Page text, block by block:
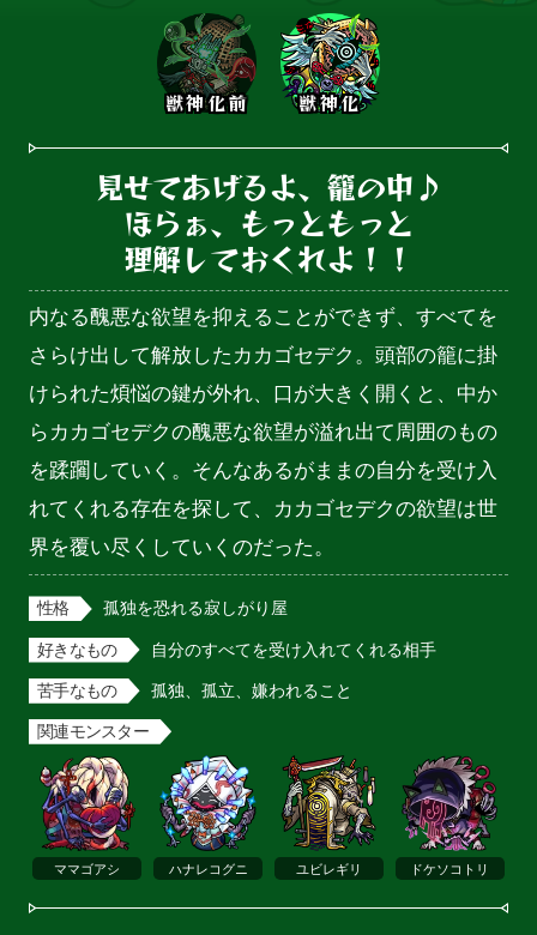
獣神化前 獣神化
見せてあげるよ、籠の中♪
ほらぁ、もっともっと
理解しておくれよ！！
内なる醜悪な欲望を抑えることができず、すべてを
さらけ出して解放したカカゴセデク。頭部の籠に掛
けられた煩悩の鍵が外れ、口が大きく開くと、中か
らカカゴセデクの醜悪な欲望が溢れ出て周囲のもの
を蹂躙していく。そんなあるがままの自分を受け入
れてくれる存在を探して、カカゴセデクの欲望は世
界を覆い尽くしていくのだった。
性格 孤独を恐れる寂しがり屋
好きなもの 自分のすべてを受け入れてくれる相手
苦手なもの 孤独、孤立、嫌われること
関連モンスター
ママゴアシ ハナレコグニ ユビレギリ ドケソコトリ